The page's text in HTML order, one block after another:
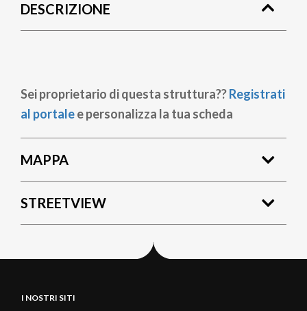
pane
DESCRIZIONE
Sei proprietario di questa struttura??Registrati
al portalee personalizza la tua scheda
MAPPA
STREETVIEW
I NOSTRI SITI